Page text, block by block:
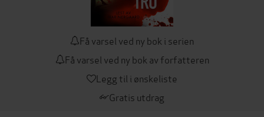
Få varsel ved ny bok i serien
Få varsel ved ny bok av forfatteren
Legg til i ønskeliste
Gratis utdrag